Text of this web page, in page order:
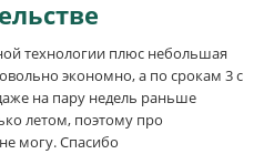
технологии плюс небольшая
экономно, а по срокам 3 с
на пару недель раньше
летом, поэтому про
могу. Спасибо